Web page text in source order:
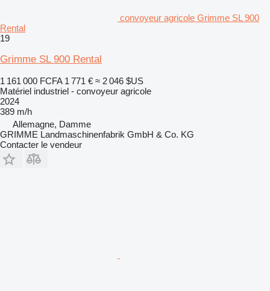
convoyeur agricole Grimme SL 900
Rental
19
Grimme SL 900 Rental
1 161 000 FCFA 1 771 € ≈ 2 046 $US
Matériel industriel - convoyeur agricole
2024
389 m/h
Allemagne, Damme
GRIMME Landmaschinenfabrik GmbH & Co. KG
Contacter le vendeur